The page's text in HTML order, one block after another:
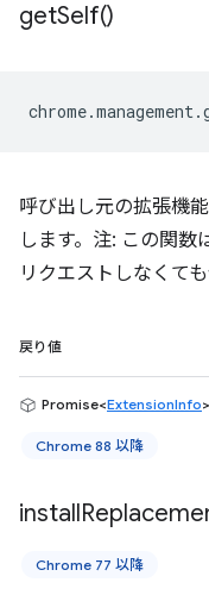
getSelf()
chrome.management.
呼び出し元の拡張機
します。注: この関数
リクエストしなくても
戻り値
Promise<ExtensionInfo>
Chrome 88 以降
install
Chrome 77 以降